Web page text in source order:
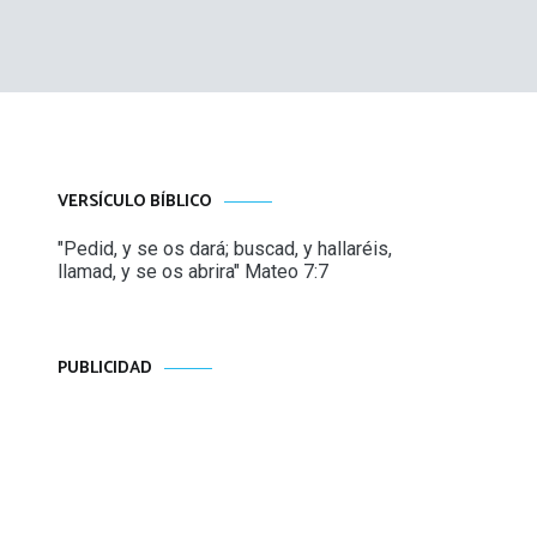
VERSÍCULO BÍBLICO
"Pedid, y se os dará; buscad, y hallaréis,
llamad, y se os abrira" Mateo 7:7
PUBLICIDAD